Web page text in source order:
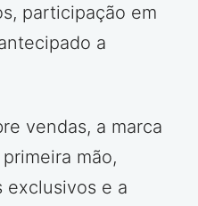
participação em
a
vendas, a marca
mão,
exclusivos e a